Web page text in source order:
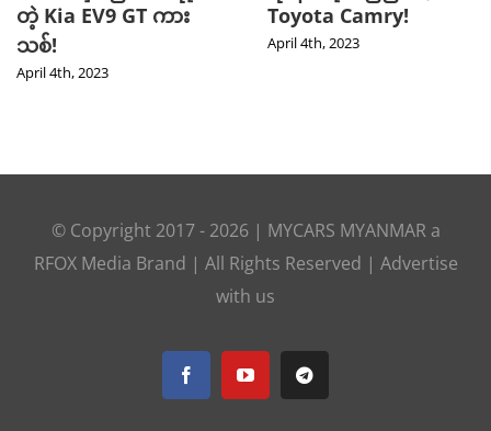
တဲ့ Kia EV9 GT ကား
သစ်!
April 4th, 2023
Toyota Camry!
April 4th, 2023
© Copyright 2017 - 2026 | MYCARS MYANMARa
RFOX Media Brand | All Rights Reserved | Advertise
with us
FacebookYouTubeTelegram